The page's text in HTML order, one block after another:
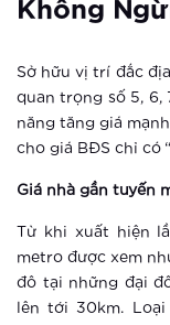
Không
Sở hữu vị trí đắc
quan trọng số 5, 6,
năng tăng giá
cho giá BĐS chỉ có
Giá nhà gần tuyến
Từ khi xuất hiện
metro được xem
đô tại những đại
lên tới 30km.